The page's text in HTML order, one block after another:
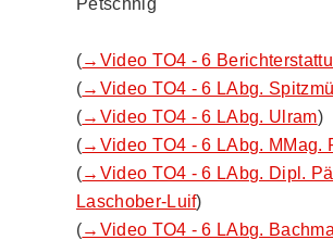
Petschnig
(→Video TO4 - 6
(→Video TO4 - 6 LAbg.
(→Video TO4 - 6 LAbg. Ulram)
(→Video TO4 - 6 LAbg. MMag.
(→Video TO4 - 6 LAbg. Dipl.
Laschober-Luif)
(→Video TO4 - 6 LAbg.